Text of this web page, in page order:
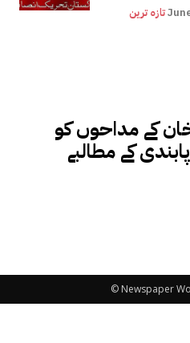
تازہ ترین
کے مداحوں کو
کے مطالبے
© Newspaper